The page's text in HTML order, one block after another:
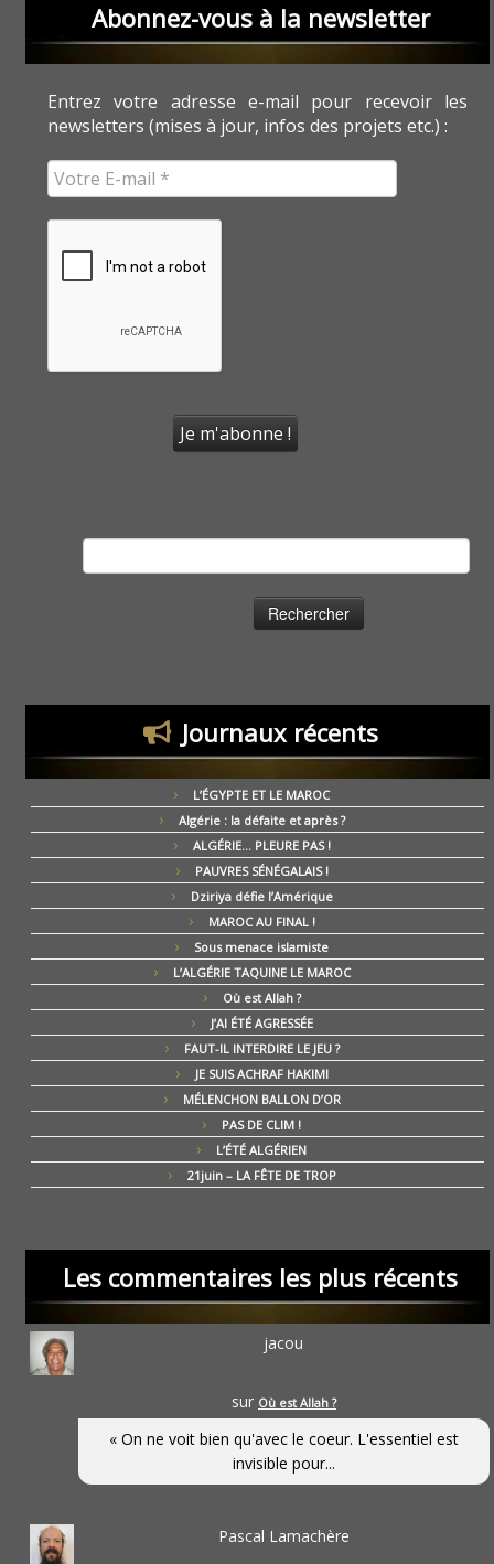
Abonnez-vous à la newsletter
Entrez votre adresse e-mail pour recevoir les
newsletters (mises à jour, infos des projets etc.) :
Journaux récents
L’ÉGYPTE ET LE MAROC
Algérie : la défaite et après ?
ALGÉRIE… PLEURE PAS !
PAUVRES SÉNÉGALAIS !
Dziriya défie l’Amérique
MAROC AU FINAL !
Sous menace islamiste
L’ALGÉRIE TAQUINE LE MAROC
Où est Allah ?
J’AI ÉTÉ AGRESSÉE
FAUT-IL INTERDIRE LE JEU ?
JE SUIS ACHRAF HAKIMI
MÉLENCHON BALLON D’OR
PAS DE CLIM !
L’ÉTÉ ALGÉRIEN
21juin – LA FÊTE DE TROP
Les commentaires les plus récents
jacou
sur Où est Allah ?
« On ne voit bien qu'avec le coeur. L'essentiel est
invisible pour...
Pascal Lamachère